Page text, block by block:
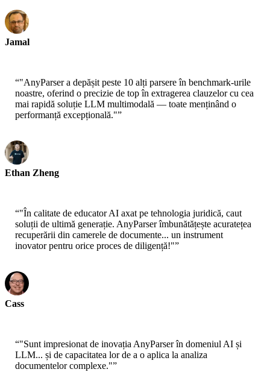
Jamal
“"AnyParser a depășit peste 10 alți parsere în benchmark-urile
noastre, oferind o precizie de top în extragerea clauzelor cu cea
mai rapidă soluție LLM multimodală — toate menținând o
performanță excepțională."”
Ethan Zheng
“"În calitate de educator AI axat pe tehnologia juridică, caut
soluții de ultimă generație. AnyParser îmbunătățește acuratețea
recuperării din camerele de documente... un instrument
inovator pentru orice proces de diligență!"”
Cass
“"Sunt impresionat de inovația AnyParser în domeniul AI și
LLM... și de capacitatea lor de a o aplica la analiza
documentelor complexe."”